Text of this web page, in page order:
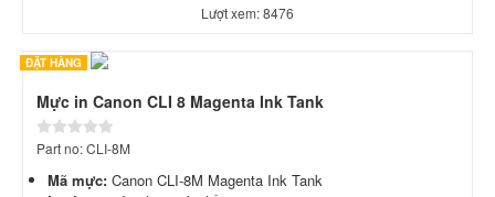
Lượt xem: 8476
ĐẶT HÀNG
Mực in Canon CLI 8 Magenta Ink Tank
Part no: CLI-8M
Mã mực: Canon CLI-8M Magenta Ink Tank